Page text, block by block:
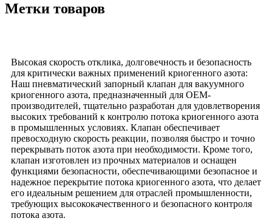
Метки товаров
Высокая скорость отклика, долговечность и безопасность
для критически важных применений криогенного азота:
Наш пневматический запорный клапан для вакуумного
криогенного азота, предназначенный для OEM-
производителей, тщательно разработан для удовлетворения
высоких требований к контролю потока криогенного азота
в промышленных условиях. Клапан обеспечивает
превосходную скорость реакции, позволяя быстро и точно
перекрывать поток азота при необходимости. Кроме того,
клапан изготовлен из прочных материалов и оснащен
функциями безопасности, обеспечивающими безопасное и
надежное перекрытие потока криогенного азота, что делает
его идеальным решением для отраслей промышленности,
требующих высококачественного и безопасного контроля
потока азота.